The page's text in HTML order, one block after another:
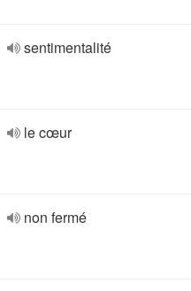
sentimentalité
le cœur
non fermé